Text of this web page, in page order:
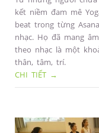
kết niềm đam mê
beat trong từng
nhạc. Họ đã mang
theo nhạc là một
thân, tâm, trí.
CHI TIẾT →